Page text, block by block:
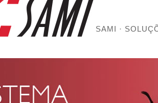
SAMI ·